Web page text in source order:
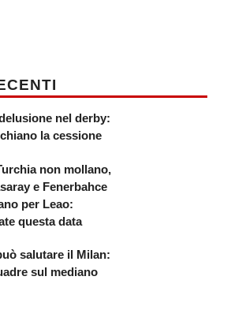
nel derby:
la cessione
non mollano,
e Fenerbahce
per Leao:
questa data
salutare il Milan:
sul mediano